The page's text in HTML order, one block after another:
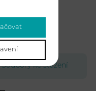
Soubory ke stažení